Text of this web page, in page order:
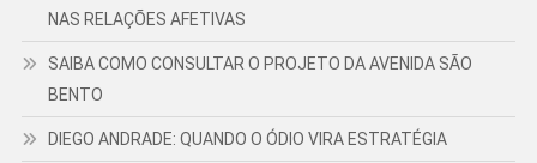
NAS RELAÇÕES AFETIVAS
SAIBA COMO CONSULTAR O PROJETO DA AVENIDA SÃO
BENTO
DIEGO ANDRADE: QUANDO O ÓDIO VIRA ESTRATÉGIA